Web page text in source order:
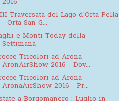
2016
Traversata del Lago d'Orta Pella
- Orta San G...
e Monti Today della
Settimana
Tricolori ad Arona -
AronAirShow 2016 - Dov...
Tricolori ad Arona -
AronaAirShow 2016 - Pr...